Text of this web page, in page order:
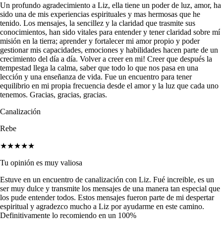
Un profundo agradecimiento a Liz, ella tiene un poder de luz, amor, ha
sido una de mis experiencias espirituales y mas hermosas que he
tenido. Los mensajes, la sencillez y la claridad que trasmite sus
conocimientos, han sido vitales para entender y tener claridad sobre mí
misión en la tierra; aprender y fortalecer mi amor propio y poder
gestionar mis capacidades, emociones y habilidades hacen parte de un
crecimiento del día a día. Volver a creer en mi! Creer que después la
tempestad llega la calma, saber que todo lo que nos pasa en una
lección y una enseñanza de vida. Fue un encuentro para tener
equilibrio en mi propia frecuencia desde el amor y la luz que cada uno
tenemos. Gracias, gracias, gracias.
Canalización
Rebe
★★★★★
Tu opinión es muy valiosa
Estuve en un encuentro de canalización con Liz. Fué increible, es un
ser muy dulce y transmite los mensajes de una manera tan especial que
los pude entender todos. Estos mensajes fueron parte de mi despertar
espiritual y agradezco mucho a Liz por ayudarme en este camino.
Definitivamente lo recomiendo en un 100%